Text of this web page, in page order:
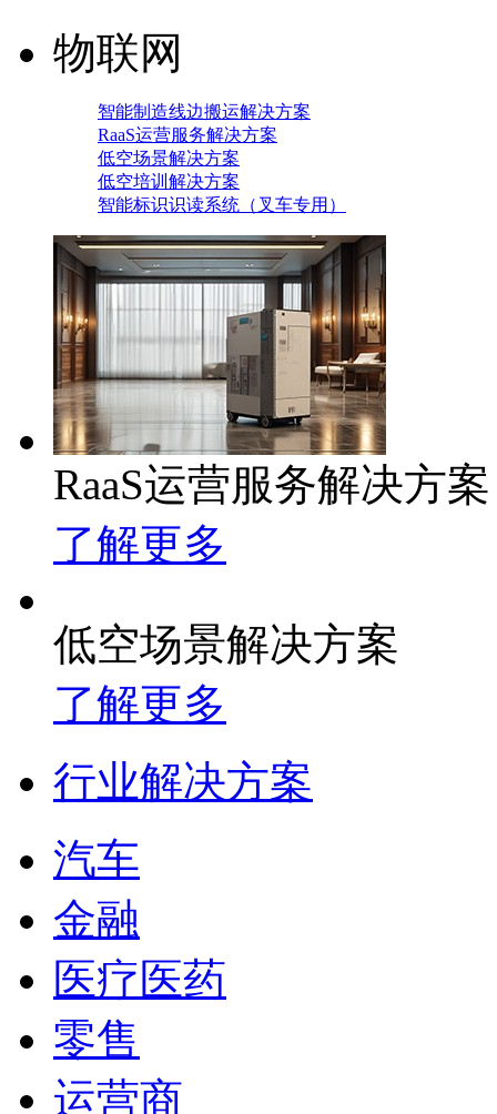
物联网
智能制造线边搬运解决方案
RaaS运营服务解决方案
低空场景解决方案
低空培训解决方案
智能标识识读系统（叉车专用）
RaaS运营服务解决方案
了解更多
低空场景解决方案
了解更多
行业解决方案
汽车
金融
医疗医药
零售
运营商